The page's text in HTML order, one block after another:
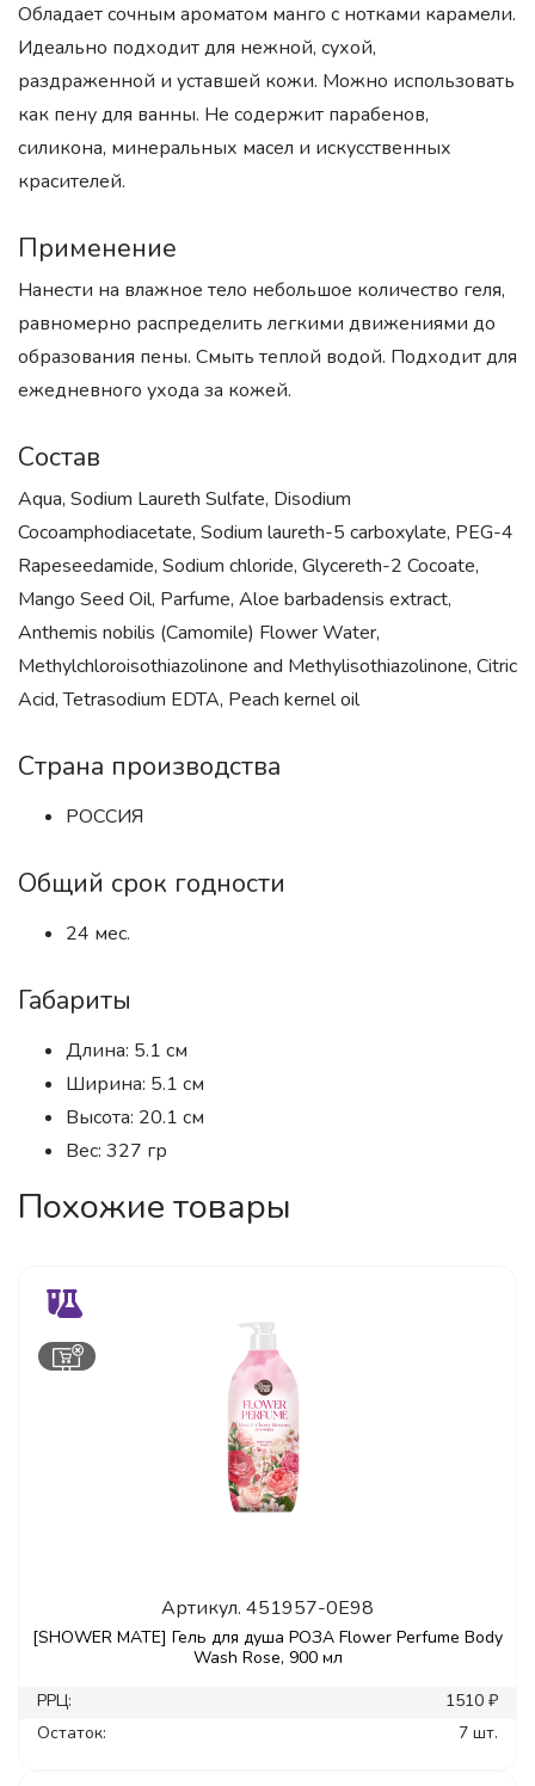
Обладает сочным ароматом манго с нотками карамели.
Идеально подходит для нежной, сухой,
раздраженной и уставшей кожи. Можно использовать
как пену для ванны. Не содержит парабенов,
силикона, минеральных масел и искусственных
красителей.
Применение
Нанести на влажное тело небольшое количество геля,
равномерно распределить легкими движениями до
образования пены. Смыть теплой водой. Подходит для
ежедневного ухода за кожей.
Состав
Aqua, Sodium Laureth Sulfate, Disodium
Cocoamphodiacetate, Sodium laureth-5 carboxylate, PEG-4
Rapeseedamide, Sodium chloride, Glycereth-2 Cocoate,
Mango Seed Oil, Parfume, Aloe barbadensis extract,
Anthemis nobilis (Camomile) Flower Water,
Methylchloroisothiazolinone and Methylisothiazolinone, Citric
Acid, Tetrasodium EDTA, Peach kernel oil
Страна производства
РОССИЯ
Общий срок годности
24 мес.
Габариты
Длина: 5.1 см
Ширина: 5.1 см
Высота: 20.1 см
Вес: 327 гр
Похожие товары
Артикул. 451957-0E98
[SHOWER MATE] Гель для душа РОЗА Flower Perfume Body
Wash Rose, 900 мл
РРЦ:
1510 ₽
Остаток:
7 шт.